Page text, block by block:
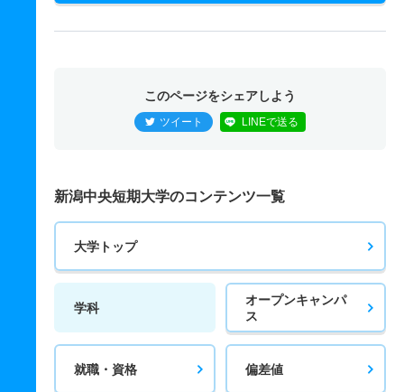
このページをシェアしよう
ツイート LINEで送る
新潟中央短期大学のコンテンツ一覧
大学トップ
学科
オープンキャンパ
ス
就職・資格 偏差値